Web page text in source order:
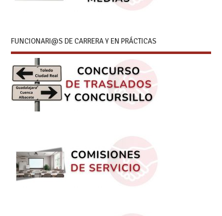
FUNCIONARI@S DE CARRERA Y EN PRÁCTICAS